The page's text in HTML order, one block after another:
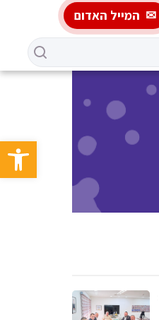
פתח
המייל האדום